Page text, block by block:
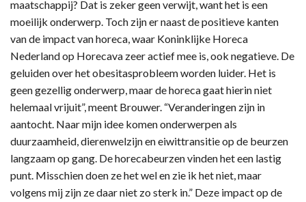
maatschappij? Dat is zeker geen verwijt, want het is een
moeilijk onderwerp. Toch zijn er naast de positieve kanten
van de impact van horeca, waar Koninklijke Horeca
Nederland op Horecava zeer actief mee is, ook negatieve. De
geluiden over het obesitasprobleem worden luider. Het is
geen gezellig onderwerp, maar de horeca gaat hierin niet
helemaal vrijuit”, meent Brouwer. “Veranderingen zijn in
aantocht. Naar mijn idee komen onderwerpen als
duurzaamheid, dierenwelzijn en eiwittransitie op de beurzen
langzaam op gang. De horecabeurzen vinden het een lastig
punt. Misschien doen ze het wel en zie ik het niet, maar
volgens mij zijn ze daar niet zo sterk in.” Deze impact op de